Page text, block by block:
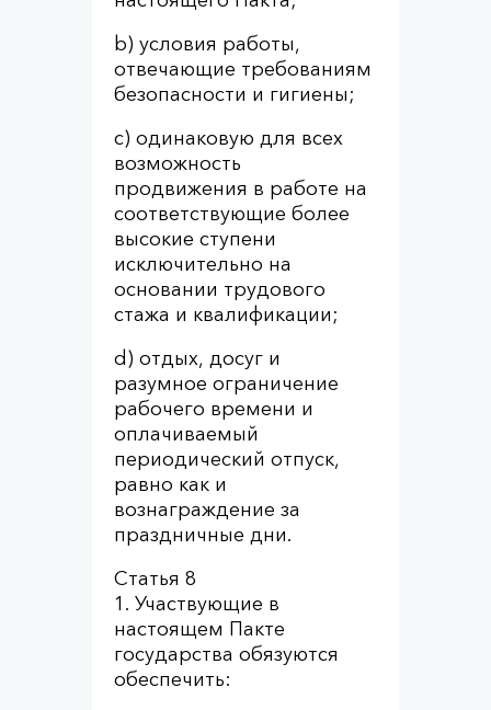
b) условия работы,
отвечающие требованиям
безопасности и гигиены;
c) одинаковую для всех
возможность
продвижения в работе на
соответствующие более
высокие ступени
исключительно на
основании трудового
стажа и квалификации;
d) отдых, досуг и
разумное ограничение
рабочего времени и
оплачиваемый
периодический отпуск,
равно как и
вознаграждение за
праздничные дни.
Статья 8
1. Участвующие в
настоящем Пакте
государства обязуются
обеспечить: